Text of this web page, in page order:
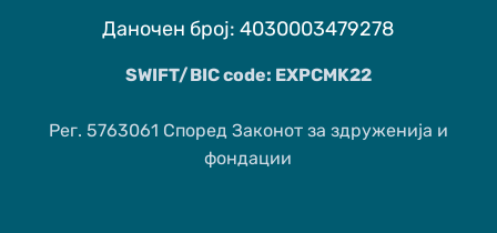
Даночен број: 4030003479278
SWIFT/BIC code: EXPCMK22
Рег. 5763061 Според Законот за здруженија и
фондации